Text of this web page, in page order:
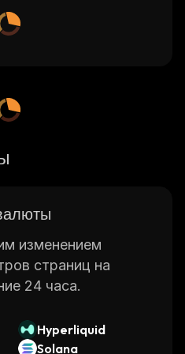
изменением
страниц на
24 часа.
Hyperliquid
Solana